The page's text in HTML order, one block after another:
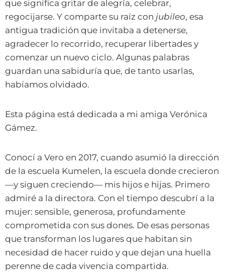
que significa gritar de alegría, celebrar,
regocijarse. Y comparte su raíz con jubileo, esa
antigua tradición que invitaba a detenerse,
agradecer lo recorrido, recuperar libertades y
comenzar un nuevo ciclo. Algunas palabras
guardan una sabiduría que, de tanto usarlas,
habíamos olvidado.
Esta página está dedicada a mi amiga Verónica
Gámez.
Conocí a Vero en 2017, cuando asumió la dirección
de la escuela Kumelen, la escuela donde crecieron
—y siguen creciendo— mis hijos e hijas. Primero
admiré a la directora. Con el tiempo descubrí a la
mujer: sensible, generosa, profundamente
comprometida con sus dones. De esas personas
que transforman los lugares que habitan sin
necesidad de hacer ruido y que dejan una huella
perenne de cada vivencia compartida.